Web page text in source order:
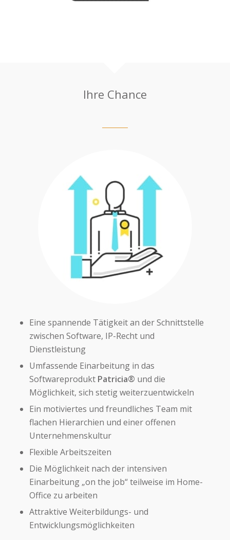
Ihre Chance
Eine spannende Tätigkeit an der Schnittstelle
zwischen Software, IP-Recht und
Dienstleistung
Umfassende Einarbeitung in das
Softwareprodukt Patricia® und die
Möglichkeit, sich stetig weiterzuentwickeln
Ein motiviertes und freundliches Team mit
flachen Hierarchien und einer offenen
Unternehmenskultur
Flexible Arbeitszeiten
Die Möglichkeit nach der intensiven
Einarbeitung „on the job“ teilweise im Home-
Office zu arbeiten
Attraktive Weiterbildungs- und
Entwicklungsmöglichkeiten